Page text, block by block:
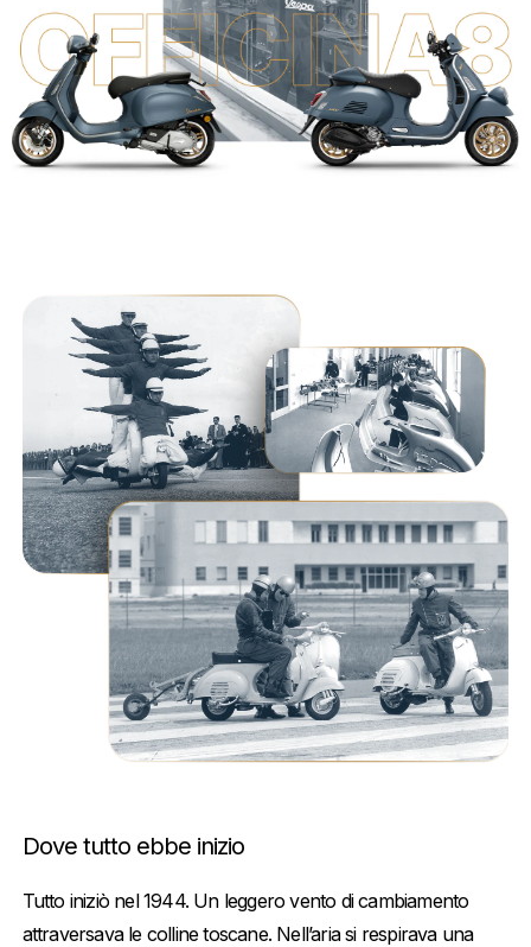
Dove tutto ebbe inizio
Tutto iniziò nel 1944. Un leggero vento di cambiamento
attraversava le colline toscane. Nell’aria si respirava una